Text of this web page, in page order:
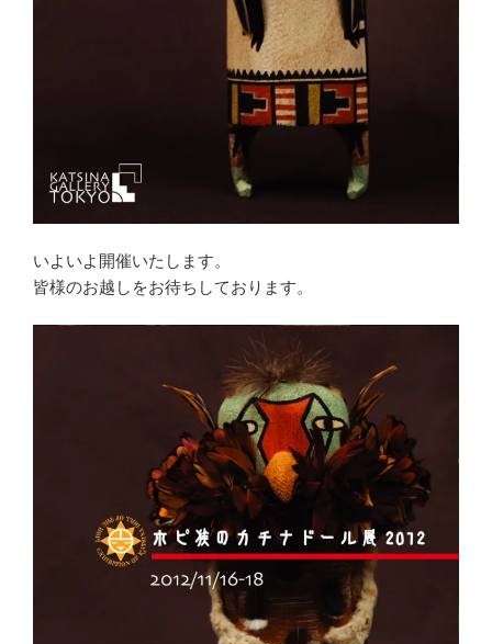
いよいよ開催いたします。
皆様のお越しをお待ちしております。